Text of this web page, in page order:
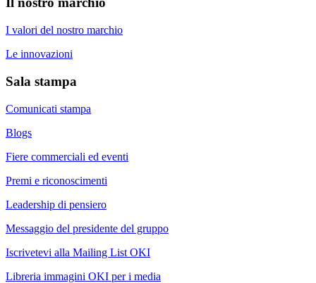
I valori del nostro marchio
Le innovazioni
Sala stampa
Comunicati stampa
Blogs
Fiere commerciali ed eventi
Premi e riconoscimenti
Leadership di pensiero
Messaggio del presidente del gruppo
Iscrivetevi alla Mailing List OKI
Libreria immagini OKI per i media